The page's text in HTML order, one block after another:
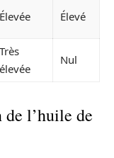
Élevée Élevé
Très
élevée
Nul
l’huile de